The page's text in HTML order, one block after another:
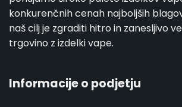
konkurenčnih cenah najboljših
naš cilj je zgraditi hitro in zanesljivo
trgovino z izdelki vape.
Informacije o podjetju